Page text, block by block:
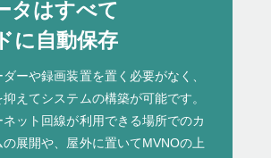
タはすべて
に自動保存
ーや録画装置を置く必要がなく、
えてシステムの構築が可能です。
ネット回線が利用できる場所でのカ
の展開や、屋外に置いてMVNOの上